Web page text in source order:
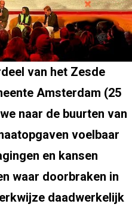
van het Zesde
Amsterdam (25
naar de buurten van
voelbaar
en kansen
waar doorbraken in
daadwerkelijk